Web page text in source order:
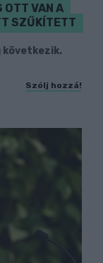
OTT VAN A
SZŰKÍTETT
következik.
Szólj hozzá!